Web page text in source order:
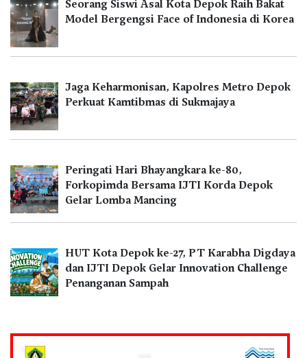
Seorang Siswi Asal Kota Depok Raih Bakat
Model Bergengsi Face of Indonesia di Korea
Jaga Keharmonisan, Kapolres Metro Depok
Perkuat Kamtibmas di Sukmajaya
Peringati Hari Bhayangkara ke-80,
Forkopimda Bersama IJTI Korda Depok
Gelar Lomba Mancing
HUT Kota Depok ke-27, PT Karabha Digdaya
dan IJTI Depok Gelar Innovation Challenge
Penanganan Sampah